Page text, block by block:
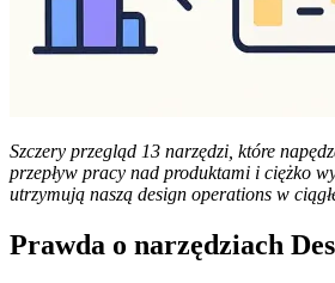
Szczery przegląd 13 narzędzi, które
przepływ pracy nad produktami i ciężko
utrzymują naszą design operations w
Prawda o narzędziach